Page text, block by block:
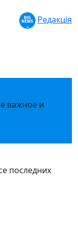
Редакція
важное и
последних